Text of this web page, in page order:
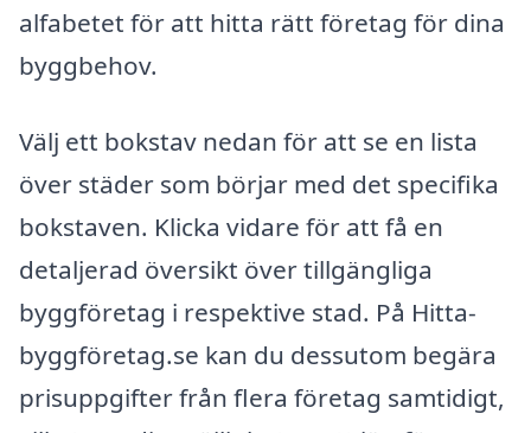
alfabetet för att hitta rätt företag för dina
byggbehov.
Välj ett bokstav nedan för att se en lista
över städer som börjar med det specifika
bokstaven. Klicka vidare för att få en
detaljerad översikt över tillgängliga
byggföretag i respektive stad. På Hitta-
byggföretag.se kan du dessutom begära
prisuppgifter från flera företag samtidigt,